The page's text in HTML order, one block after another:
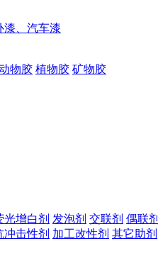
漆、汽车漆
物胶 植物胶 矿物胶
光增白剂 发泡剂 交联剂 偶联剂
冲击性剂 加工改性剂 其它助剂